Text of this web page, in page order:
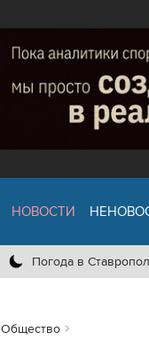
НОВОСТИ
Погода в
Общество